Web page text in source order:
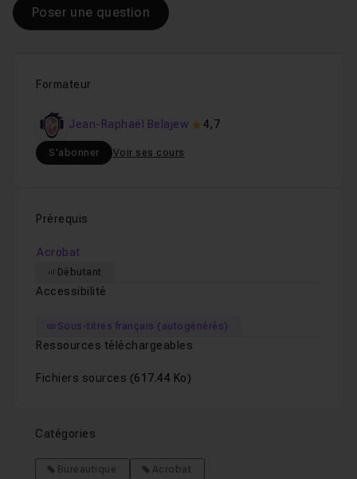
Formateur
Jean-Raphaël Belajew 4,7
S'abonner Voir ses cours
Prérequis
Acrobat
Débutant
Accessibilité
Sous-titres français (autogénérés)
Ressources téléchargeables
Fichiers sources (617.44 Ko)
Catégories
Bureautique
Acrobat
Poser une question